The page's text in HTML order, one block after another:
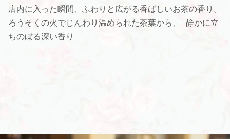
店内に入った瞬間、ふわりと広がる香ばしいお茶の香り。
ろうそくの火でじんわり温められた茶葉から、 静かに立
ちのぼる深い香り